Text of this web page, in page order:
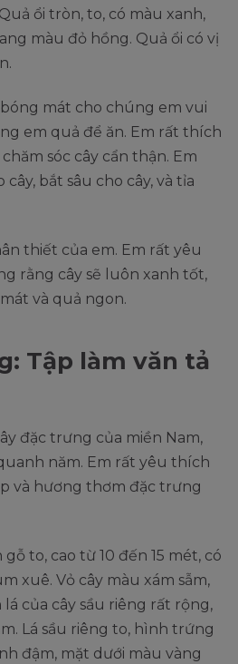
ổi tròn, to, có màu xanh,
màu đỏ hồng. Quả ổi có vị
mát cho chúng em vui
em quả để ăn. Em rất thích
sóc cây cẩn thận. Em
bắt sâu cho cây, và tỉa
thiết của em. Em rất yêu
rằng cây sẽ luôn xanh tốt,
và quả ngon.
Tập làm văn tả
đặc trưng của miền Nam,
năm. Em rất yêu thích
và hương thơm đặc trưng
to, cao từ 10 đến 15 mét, có
xuê. Vỏ cây màu xám sẫm,
của cây sầu riêng rất rộng,
Lá sầu riêng to, hình trứng
đậm, mặt dưới màu vàng